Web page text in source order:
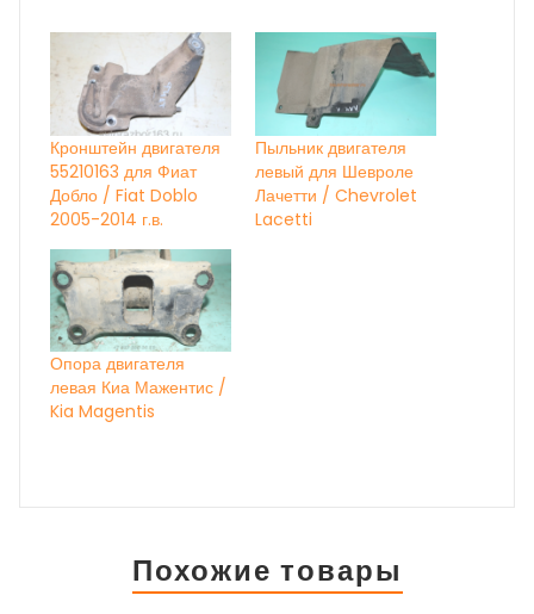
Кронштейн двигателя
55210163 для Фиат
Добло / Fiat Doblo
2005-2014 г.в.
Пыльник двигателя
левый для Шевроле
Лачетти / Chevrolet
Lacetti
Опора двигателя
левая Киа Мажентис /
Kia Magentis
Похожие товары